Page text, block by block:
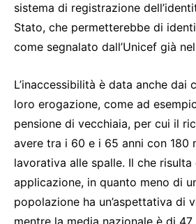
sistema di registrazione
Stato, che permetterebbe di
come segnalato dall’Unicef già
L’inaccessibilità è data anche dai
loro erogazione, come ad
pensione di vecchiaia, per cui il
avere tra i 60 e i 65 anni con 180
lavorativa alle spalle. Il che
applicazione, in quanto meno di
popolazione ha un’aspettativa di